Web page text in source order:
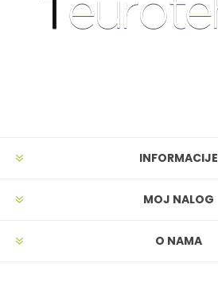
INFORMACIJE
MOJ NALOG
O NAMA